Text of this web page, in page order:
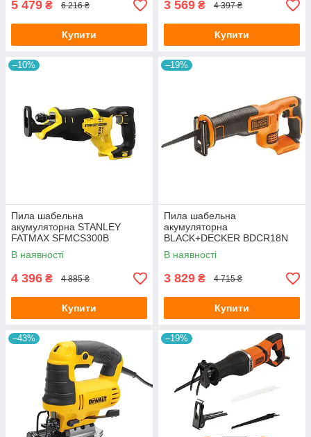
5 479 ₴ 6 216 ₴
Купити
3 569 ₴ 4 397 ₴
Купити
–10%
Пила шабельна
акумуляторна STANLEY
FATMAX SFMCS300B
В наявності
4 396 ₴ 4 885 ₴
Купити
–19%
Пила шабельна
акумуляторна
BLACK+DECKER BDCR18N
В наявності
3 829 ₴ 4 715 ₴
Купити
–43% –19%